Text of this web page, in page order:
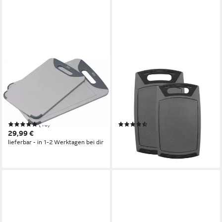
Schneidebrett, Kunststoff,
(Set, B/L: 25/38 und 20/32
cm), rutschfest, beidseitig
nutzbar
(16)
29,99 €
lieferbar - in 1-2 Werktagen bei dir
STONELINE
Schneidebrett, Kunststoff, (2-
St), hygienisch, rutschfest, mit
Saftrille und Soft-
(153)
32,21 € UVP
lieferbar - in 2-3 Werktagen bei dir